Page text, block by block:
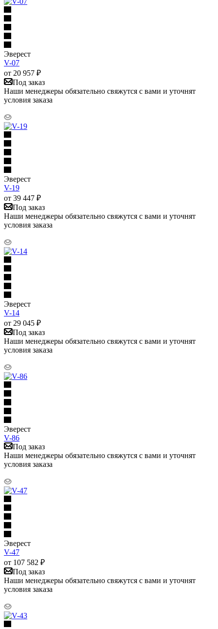
Эверест
V-07
от 20 957 ₽
Под заказ
Наши менеджеры обязательно свяжутся с вами и уточнят
условия заказа
Эверест
V-19
от 39 447 ₽
Под заказ
Наши менеджеры обязательно свяжутся с вами и уточнят
условия заказа
Эверест
V-14
от 29 045 ₽
Под заказ
Наши менеджеры обязательно свяжутся с вами и уточнят
условия заказа
Эверест
V-86
Под заказ
Наши менеджеры обязательно свяжутся с вами и уточнят
условия заказа
Эверест
V-47
от 107 582 ₽
Под заказ
Наши менеджеры обязательно свяжутся с вами и уточнят
условия заказа